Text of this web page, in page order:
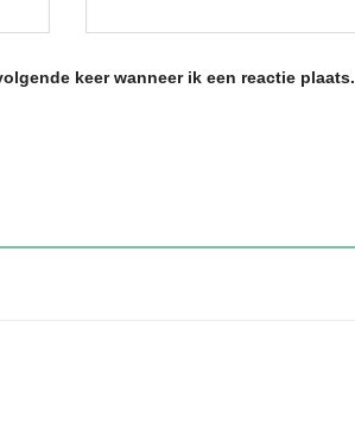
keer wanneer ik een reactie plaats.